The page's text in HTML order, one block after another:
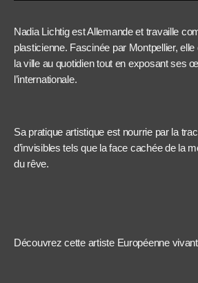
Nadia Lichtig est Allemande et travaille
plasticienne. Fascinée par Montpellier,
la ville au quotidien tout en exposant ses
l’internationale.
Sa pratique artistique est nourrie par la
d’invisibles tels que la face cachée de la
du rêve.
Découvrez cette artiste Européenne